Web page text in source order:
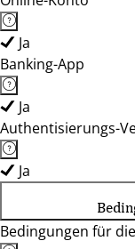
Ja
Banking-App
Ja
Authentisierungs-
Ja
Bedingungen für